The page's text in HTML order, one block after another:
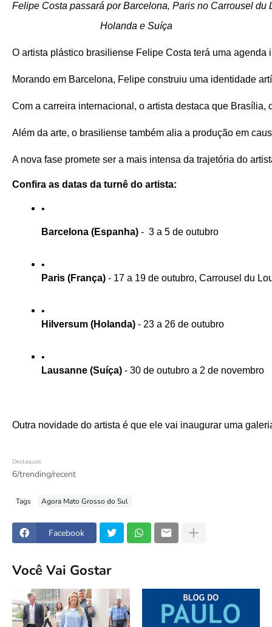
Felipe Costa passará por Barcelona, Paris no Carrousel du
Holanda e Suíça
O artista plástico brasiliense Felipe Costa terá uma
Morando em Barcelona, Felipe construiu uma identidade
Com a carreira internacional, o artista destaca que
Além da arte, o brasiliense também alia a produção em
A nova fase promete ser a mais intensa da trajetória do
Confira as datas da turnê do artista:
Barcelona (Espanha) -  3 a 5 de outubro
Paris (França) - 17 a 19 de outubro, Carrousel du
Hilversum (Holanda) - 23 a 26 de outubro
Lausanne (Suíça) - 30 de outubro a 2 de novembro
Outra novidade do artista é que ele vai inaugurar uma
Destaques
6/trending/recent
Tags Agora Mato Grosso do Sul
Facebook
Você Vai Gostar